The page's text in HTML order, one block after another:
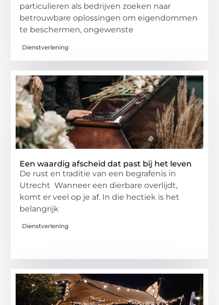
particulieren als bedrijven zoeken naar
betrouwbare oplossingen om eigendommen
te beschermen, ongewenste
Dienstverlening
Een waardig afscheid dat past bij het leven
De rust en traditie van een begrafenis in
Utrecht Wanneer een dierbare overlijdt,
komt er veel op je af. In die hectiek is het
belangrijk
Dienstverlening